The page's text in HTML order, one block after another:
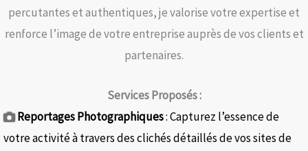
percutantes et authentiques, je valorise votre expertise et
renforce l’image de votre entreprise auprès de vos clients et
partenaires.​
Services Proposés :
Reportages Photographiques: Capturez l’essence de
votre activité à travers des clichés détaillés de vos sites de